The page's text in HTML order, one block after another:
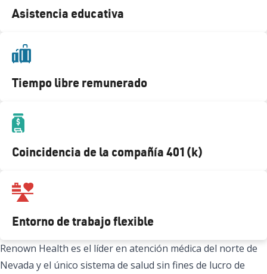
Asistencia educativa
Tiempo libre remunerado
Coincidencia de la compañía 401(k)
Entorno de trabajo flexible
Renown Health es el líder en atención médica del norte de
Nevada y el único sistema de salud sin fines de lucro de